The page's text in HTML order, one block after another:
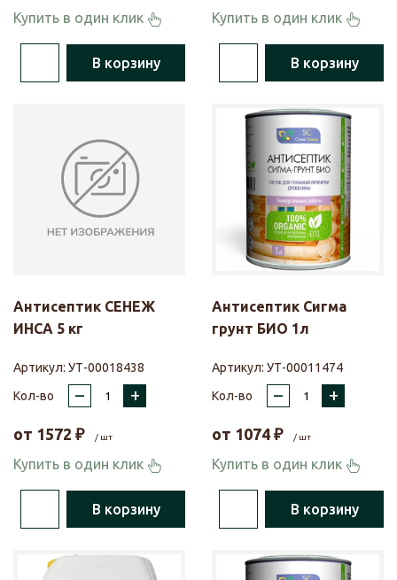
Купить в один клик
В корзину
Купить в один клик
В корзину
Антисептик СЕНЕЖ
ИНСА 5 кг
Артикул: УТ-00018438
Кол-во
– +
от 1572 ₽ / шт
Купить в один клик
В корзину
Антисептик Сигма
грунт БИО 1л
Артикул: УТ-00011474
Кол-во
– +
от 1074 ₽ / шт
Купить в один клик
В корзину